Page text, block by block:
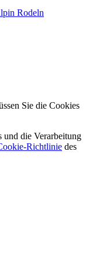
Rodeln
Sie die Cookies
und die Verarbeitung
Richtlinie des